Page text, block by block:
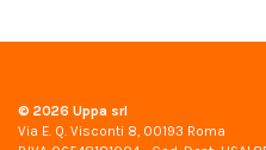
© 2026 Uppa srl
Via E. Q. Visconti 8, 00193 Roma